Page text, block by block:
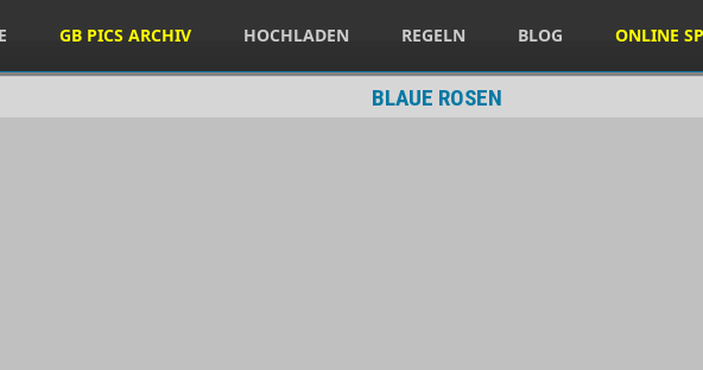
GB PICS ARCHIV HOCHLADEN REGELN BLOG ONLINE
BLAUE ROSEN